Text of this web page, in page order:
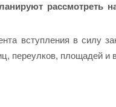
рассмотреть
вступления в силу
переулков, площадей и